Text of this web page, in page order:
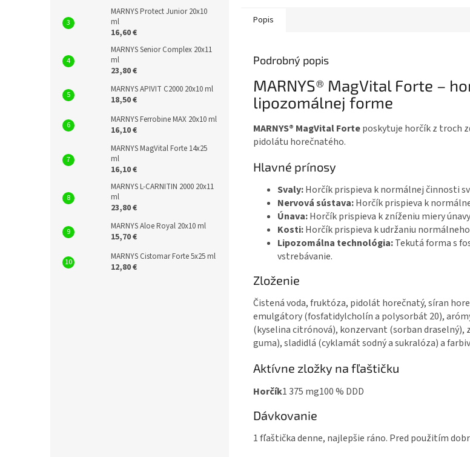
MARNYS Protect Junior 20x10
ml
16,60 €
MARNYS Senior Complex 20x11
ml
23,80 €
MARNYS APIVIT C2000 20x10 ml
18,50 €
MARNYS Ferrobine MAX 20x10 ml
16,10 €
MARNYS MagVital Forte 14x25
ml
16,10 €
MARNYS L-CARNITIN 2000 20x11
ml
23,80 €
MARNYS Aloe Royal 20x10 ml
15,70 €
MARNYS Cistomar Forte 5x25 ml
12,80 €
Popis
Podrobný popis
MARNYS® MagVital Forte –
lipozomálnej forme
MARNYS® MagVital Forteposkytuje horčík z troch
pidolátu horečnatého.
Hlavné prínosy
Svaly:Horčík prispieva k normálnej činnosti
Nervová sústava:Horčík prispieva k
Únava:Horčík prispieva k zníženiu miery
Kosti:Horčík prispieva k udržaniu
Lipozomálna technológia:Tekutá forma s
vstrebávanie.
Zloženie
Čistená voda, fruktóza, pidolát horečnatý, síran
emulgátory (fosfatidylcholín a polysorbát 20),
(kyselina citrónová), konzervant (sorban draselný),
guma), sladidlá (cyklamát sodný a sukralóza) a
Aktívne zložky na fľaštičku
Horčík1 375 mg100 % DDD
Dávkovanie
1 fľaštička denne, najlepšie ráno. Pred použitím